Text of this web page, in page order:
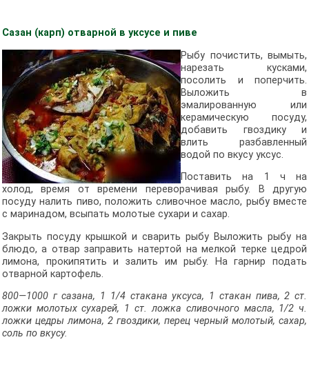
Сазан (карп) отварной в уксусе и пиве
Рыбу почистить, вымыть,
нарезать кусками,
посолить и поперчить.
Выложить в
эмалированную или
керамическую посуду,
добавить гвоздику и
влить разбавленный
водой по вкусу уксус.
Поставить на 1 ч на
холод, время от времени переворачивая рыбу. В другую
посуду налить пиво, положить сливочное масло, рыбу вместе
с маринадом, всыпать молотые сухари и сахар.
Закрыть посуду крышкой и сварить рыбу Выложить рыбу на
блюдо, а отвар заправить натертой на мелкой терке цедрой
лимона, прокипятить и залить им рыбу. На гарнир подать
отварной картофель.
800—1000 г сазана, 1 1/4 стакана уксуса, 1 стакан пива, 2 ст.
ложки молотых сухарей, 1 ст. ложка сливочного масла, 1/2 ч.
ложки цедры лимона, 2 гвоздики, перец черный молотый, сахар,
соль по вкусу.